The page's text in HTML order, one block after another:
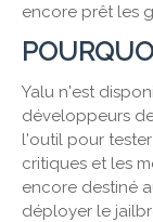
encore prêt les
Yalu n'est
développeurs
l'outil pour
critiques et les
encore destiné
déployer le